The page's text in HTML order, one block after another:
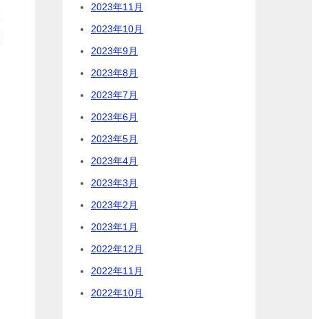
2023年11月
2023年10月
2023年9月
2023年8月
2023年7月
2023年6月
2023年5月
2023年4月
2023年3月
2023年2月
2023年1月
2022年12月
2022年11月
2022年10月